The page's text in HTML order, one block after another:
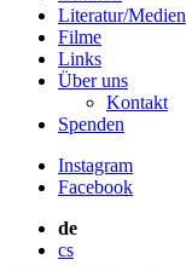
Literatur/Medien
Filme
Links
Über uns
Kontakt
Spenden
Instagram
Facebook
de
cs